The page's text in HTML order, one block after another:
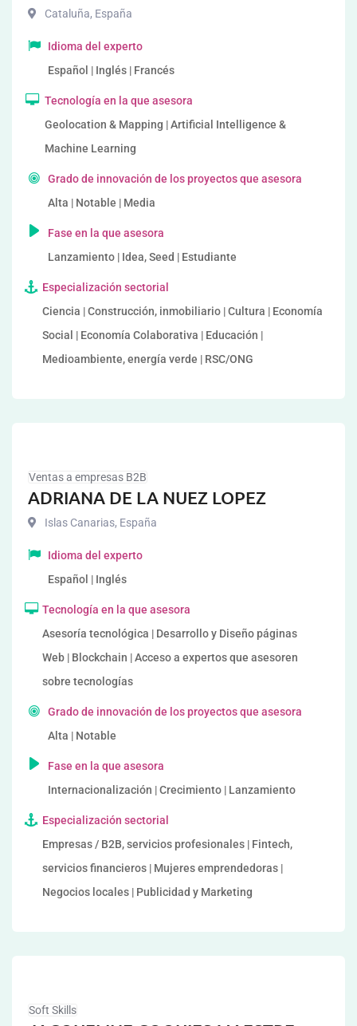
Cataluña, España
Idioma del experto
Español | Inglés | Francés
Tecnología en la que asesora
Geolocation & Mapping | Artificial Intelligence &
Machine Learning
Grado de innovación de los proyectos que asesora
Alta | Notable | Media
Fase en la que asesora
Lanzamiento | Idea, Seed | Estudiante
Especialización sectorial
Ciencia | Construcción, inmobiliario | Cultura | Economía
Social | Economía Colaborativa | Educación |
Medioambiente, energía verde | RSC/ONG
Ventas a empresas B2B
ADRIANA DE LA NUEZ LOPEZ
Islas Canarias, España
Idioma del experto
Español | Inglés
Tecnología en la que asesora
Asesoría tecnológica | Desarrollo y Diseño páginas
Web | Blockchain | Acceso a expertos que asesoren
sobre tecnologías
Grado de innovación de los proyectos que asesora
Alta | Notable
Fase en la que asesora
Internacionalización | Crecimiento | Lanzamiento
Especialización sectorial
Empresas / B2B, servicios profesionales | Fintech,
servicios financieros | Mujeres emprendedoras |
Negocios locales | Publicidad y Marketing
Soft Skills